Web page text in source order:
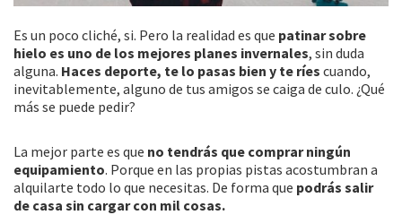
Es un poco cliché, si. Pero la realidad es que patinar sobre
hielo es uno de los mejores planes invernales, sin duda
alguna. Haces deporte, te lo pasas bien y te ríes cuando,
inevitablemente, alguno de tus amigos se caiga de culo. ¿Qué
más se puede pedir?
La mejor parte es que no tendrás que comprar ningún
equipamiento. Porque en las propias pistas acostumbran a
alquilarte todo lo que necesitas. De forma que podrás salir
de casa sin cargar con mil cosas.